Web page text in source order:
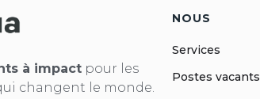
à impact pour les
changent le monde.
NOUS
Services
Postes vacants